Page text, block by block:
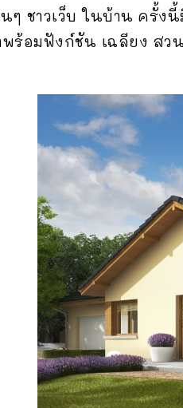
ๆ ชาวเว็บ ในบ้าน ครั้ง
พร้อมฟังก์ชัน เฉลียง ส